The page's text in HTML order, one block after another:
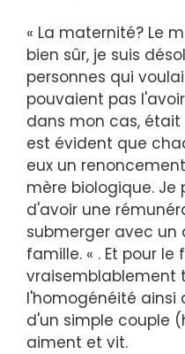
« La maternité? Le
bien sûr, je suis
personnes qui
pouvaient pas
dans mon cas, était
est évident que
eux un
mère biologique. Je
d'avoir une
submerger avec un
famille. « . Et pour le
vraisemblablement
l'homogénéité ainsi
d'un simple couple
aiment et vit.